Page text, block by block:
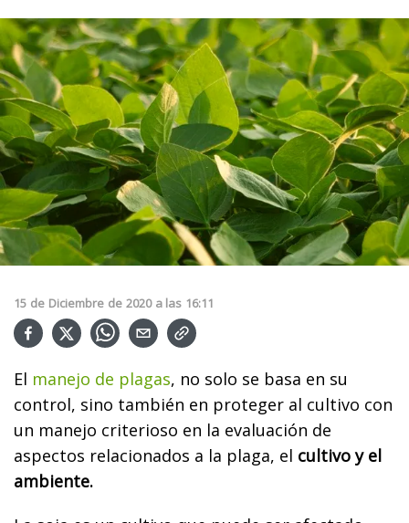
15 de Diciembre de 2020 a las 16:11
El manejo de plagas, no solo se basa en su
control, sino también en proteger al cultivo con
un manejo criterioso en la evaluación de
aspectos relacionados a la plaga, el cultivo y el
ambiente.